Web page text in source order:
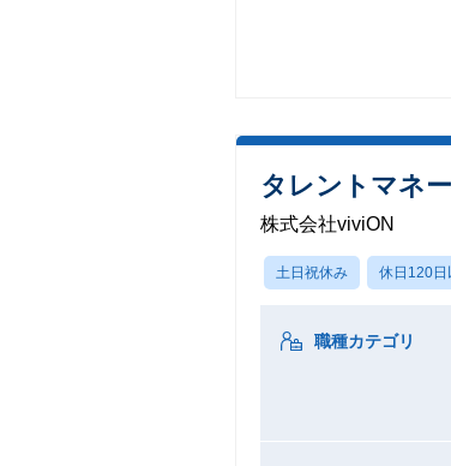
タレントマネ
株式会社viviON
土日祝休み 休日120日
職種カテゴリ